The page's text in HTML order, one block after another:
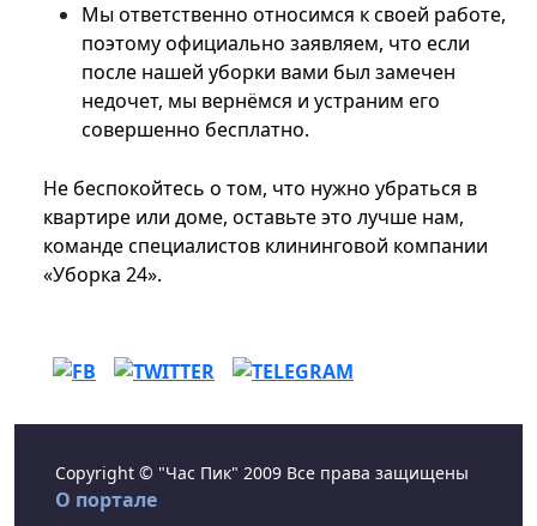
Мы ответственно относимся к своей работе,
поэтому официально заявляем, что если
после нашей уборки вами был замечен
недочет, мы вернёмся и устраним его
совершенно бесплатно.
Не беспокойтесь о том, что нужно убраться в
квартире или доме, оставьте это лучше нам,
команде специалистов клининговой компании
«Уборка 24».
Copyright © "Час Пик" 2009 Все права защищены
О портале